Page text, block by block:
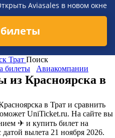
Aviasales в новом окне
Трат Поиск
билеты Авиакомпании
из Красноярска в
в Трат и сравнить
UniTicket.ru. На сайте вы
✈ и купить билет на
датой вылета 21 ноября 2026.